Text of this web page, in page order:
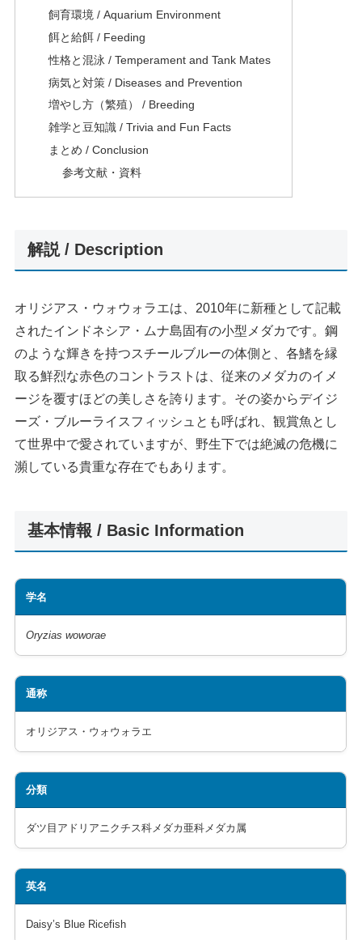
飼育環境 / Aquarium Environment
餌と給餌 / Feeding
性格と混泳 / Temperament and Tank Mates
病気と対策 / Diseases and Prevention
増やし方（繁殖） / Breeding
雑学と豆知識 / Trivia and Fun Facts
まとめ / Conclusion
参考文献・資料
解説 / Description
オリジアス・ウォウォラエは、2010年に新種として記載
されたインドネシア・ムナ島固有の小型メダカです。鋼
のような輝きを持つスチールブルーの体側と、各鰭を縁
取る鮮烈な赤色のコントラストは、従来のメダカのイメ
ージを覆すほどの美しさを誇ります。その姿からデイジ
ーズ・ブルーライスフィッシュとも呼ばれ、観賞魚とし
て世界中で愛されていますが、野生下では絶滅の危機に
瀕している貴重な存在でもあります。
基本情報 / Basic Information
学名
Oryzias woworae
通称
オリジアス・ウォウォラエ
分類
ダツ目アドリアニクチス科メダカ亜科メダカ属
英名
Daisy’s Blue Ricefish